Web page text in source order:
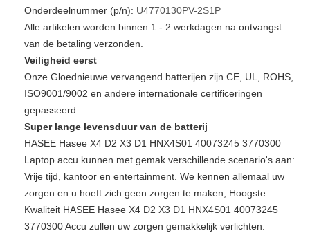
Onderdeelnummer (p/n): U4770130PV-2S1P
Alle artikelen worden binnen 1 - 2 werkdagen na ontvangst
van de betaling verzonden.
Veiligheid eerst
Onze Gloednieuwe vervangend batterijen zijn CE, UL, ROHS,
ISO9001/9002 en andere internationale certificeringen
gepasseerd.
Super lange levensduur van de batterij
HASEE Hasee X4 D2 X3 D1 HNX4S01 40073245 3770300
Laptop accu kunnen met gemak verschillende scenario's aan:
Vrije tijd, kantoor en entertainment. We kennen allemaal uw
zorgen en u hoeft zich geen zorgen te maken, Hoogste
Kwaliteit HASEE Hasee X4 D2 X3 D1 HNX4S01 40073245
3770300 Accu zullen uw zorgen gemakkelijk verlichten.